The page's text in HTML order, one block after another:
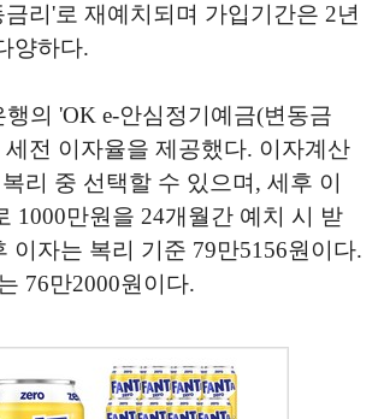
리'로 재예치되며 가입기간은 2년
양하다.
의 'OK e-안심정기예금(변동금
세전 이자율을 제공했다. 이자계산
리 중 선택할 수 있으며, 세후 이
1000만원을 24개월간 예치 시 받
이자는 복리 기준 79만5156원이다.
76만2000원이다.